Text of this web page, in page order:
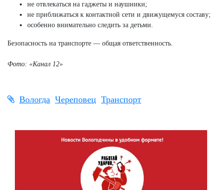
не отвлекаться на гаджеты и наушники;
не приближаться к контактной сети и движущемуся составу;
особенно внимательно следить за детьми.
Безопасность на транспорте — общая ответственность.
Фото: «Канал 12»
Вологда Череповец Транспорт